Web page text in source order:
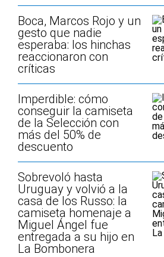
Boca, Marcos Rojo y un
gesto que nadie
esperaba: los hinchas
reaccionaron con
críticas
Imperdible: cómo
conseguir la camiseta
de la Selección con
más del 50% de
descuento
Sobrevoló hasta
Uruguay y volvió a la
casa de los Russo: la
camiseta homenaje a
Miguel Ángel fue
entregada a su hijo en
La Bombonera